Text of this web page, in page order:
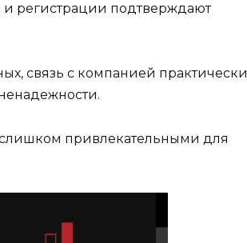
и регистрации подтверждают
связь с компанией практически
слишком привлекательными для